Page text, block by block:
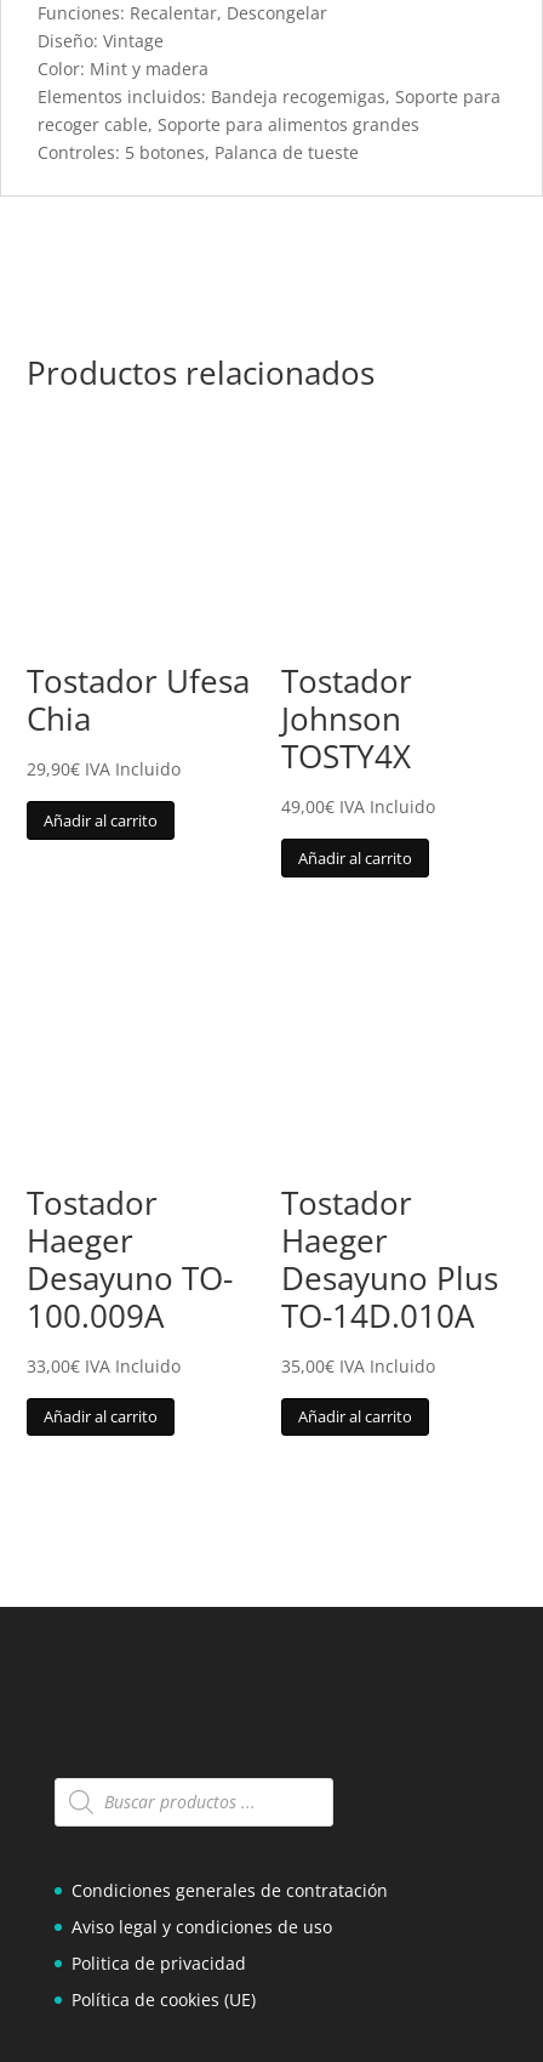
Funciones: Recalentar, Descongelar
Diseño: Vintage
Color: Mint y madera
Elementos incluidos: Bandeja recogemigas, Soporte para
recoger cable, Soporte para alimentos grandes
Controles: 5 botones, Palanca de tueste
Productos relacionados
Tostador Ufesa
Chia
29,90€ IVA Incluido
Añadir al carrito
Tostador
Johnson
TOSTY4X
49,00€ IVA Incluido
Añadir al carrito
Tostador
Haeger
Desayuno TO-
100.009A
33,00€ IVA Incluido
Añadir al carrito
Tostador
Haeger
Desayuno Plus
TO-14D.010A
35,00€ IVA Incluido
Añadir al carrito
Búsqueda
de
Condiciones generales de contratación
Aviso legal y condiciones de uso
Politica de privacidad
Política de cookies (UE)